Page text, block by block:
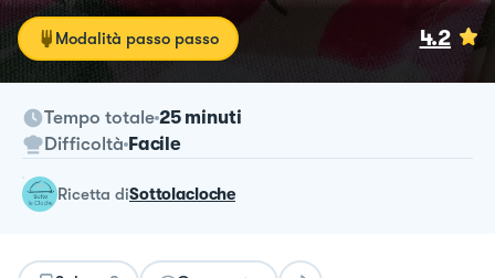
Modalità passo passo 4.2
Tempo totale 25 minuti
Difficoltà Facile
ricetta diSottolacloche